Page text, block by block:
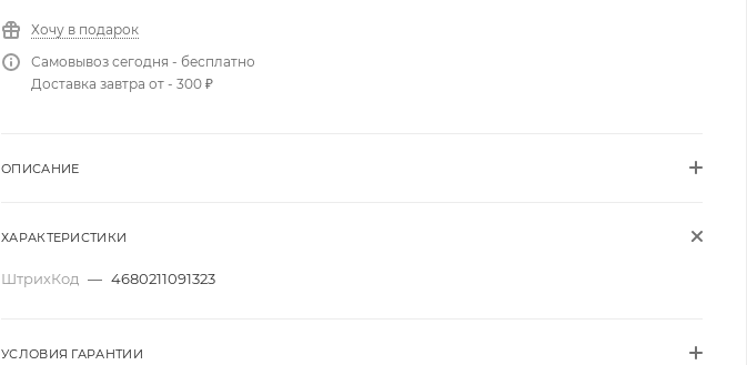
Хочу в подарок
Самовывоз сегодня - бесплатно
Доставка завтра от - 300 ₽
ОПИСАНИЕ
ХАРАКТЕРИСТИКИ
ШтрихКод — 4680211091323
УСЛОВИЯ ГАРАНТИИ